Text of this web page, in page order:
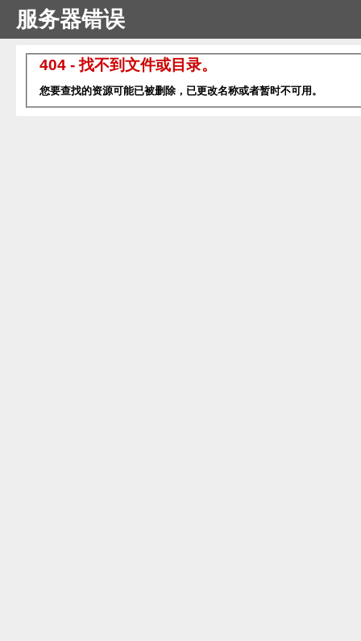
服务器错误
404 - 找不到文件或目录。
您要查找的资源可能已被删除，已更改名称或者暂时不可用。